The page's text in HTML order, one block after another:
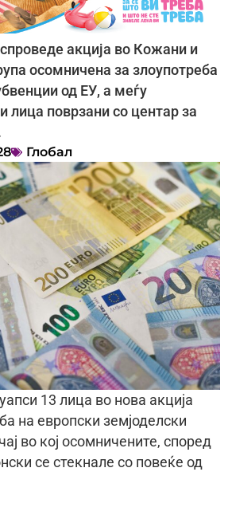
спроведе акција во Кожани и
осомничена за злоупотреба
од ЕУ, а меѓу
лица поврзани со центар за
Глобал
13 лица во нова акција
на европски земјоделски
во кој осомничените, според
се стекнале со повеќе од